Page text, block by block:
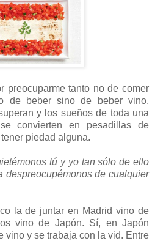
preocuparme tanto no de comer
de beber sino de beber vino,
y los sueños de toda una
convierten en pesadillas de
piedad alguna.
tú y yo tan sólo de ello
despreocupémonos de cualquier
la de juntar en Madrid vino de
vino de Japón. Sí, en Japón
vino y se trabaja con la vid. Entre